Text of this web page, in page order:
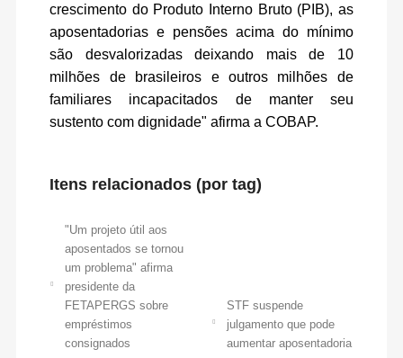
crescimento do Produto Interno Bruto (PIB), as
aposentadorias e pensões acima do mínimo
são desvalorizadas deixando mais de 10
milhões de brasileiros e outros milhões de
familiares incapacitados de manter seu
sustento com dignidade" afirma a COBAP.
Itens relacionados (por tag)
"Um projeto útil aos
aposentados se tornou
um problema" afirma
presidente da
FETAPERGS sobre
empréstimos
consignados
STF suspende
julgamento que pode
aumentar aposentadoria